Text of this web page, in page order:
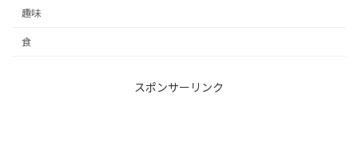
趣味
食
スポンサーリンク